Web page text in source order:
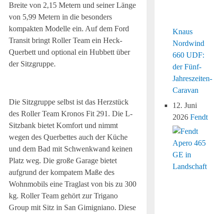
Breite von 2,15 Metern und seiner Länge
von 5,99 Metern in die besonders
kompakten Modelle ein. Auf dem Ford
Transit bringt Roller Team ein Heck-
Querbett und optional ein Hubbett über
der Sitzgruppe.
Die Sitzgruppe selbst ist das Herzstück
des Roller Team Kronos Fit 291. Die L-
Sitzbank bietet Komfort und nimmt
wegen des Querbettes auch der Küche
und dem Bad mit Schwenkwand keinen
Platz weg. Die große Garage bietet
aufgrund der kompatem Maße des
Wohnmobils eine Traglast von bis zu 300
kg. Roller Team gehört zur Trigano
Group mit Sitz in San Gimigniano. Diese
Knaus
Nordwind
660 UDF:
der Fünf-
Jahreszeiten-
Caravan
12. Juni
2026Fendt